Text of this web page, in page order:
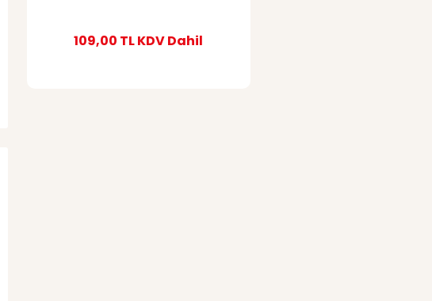
109,00 TLKDV Dahil